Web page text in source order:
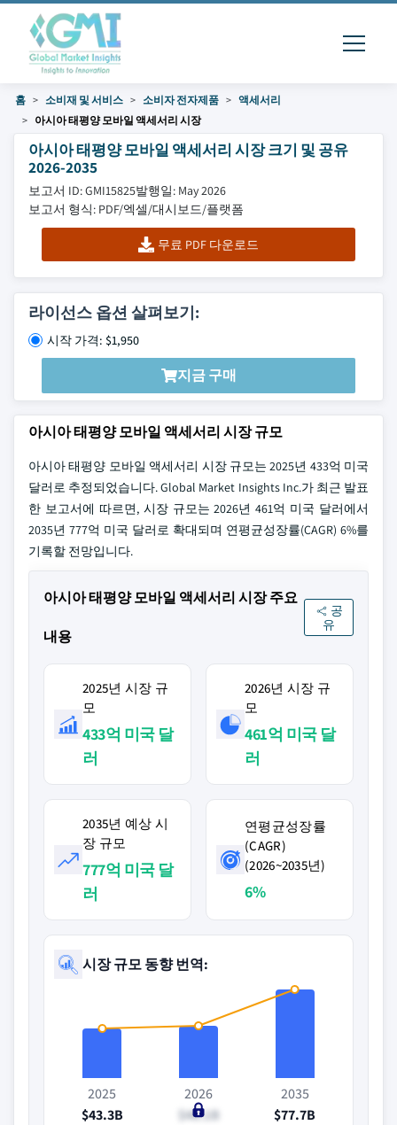
홈 소비재 및 서비스 소비자 전자제품
액세서리
아시아 태평양 모바일 액세서리 시장
아시아 태평양 모바일 액세서리 시장 크기 및 공유
2026-2035
보고서 ID: GMI15825발행일: May 2026
보고서 형식: PDF/엑셀/대시보드/플랫폼
무료 PDF 다운로드
라이선스 옵션 살펴보기:
시작 가격: $1,950
지금 구매
아시아 태평양 모바일 액세서리 시장 규모
아시아 태평양 모바일 액세서리 시장 규모는 2025년 433억 미국
달러로 추정되었습니다. Global Market Insights Inc.가 최근 발표
한 보고서에 따르면, 시장 규모는 2026년 461억 미국 달러에서
2035년 777억 미국 달러로 확대되며 연평균성장률(CAGR) 6%를
기록할 전망입니다.
아시아 태평양 모바일 액세서리 시장 주요
내용
공
유
2025년 시장 규
모
433억 미국 달
러
2026년 시장 규
모
461억 미국 달
러
2035년 예상 시
장 규모
777억 미국 달
러
연평균성장률
(CAGR)
(2026~2035년)
6%
시장 규모 동향 번역:
2025
$43.3B
2026
$46.1B
2035
$77.7B